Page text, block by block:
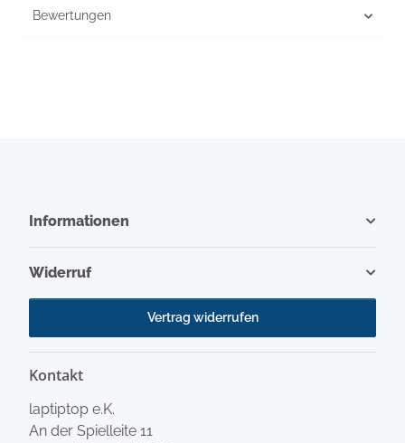
Bewertungen
Informationen
Widerruf
Vertrag widerrufen
Kontakt
laptiptop e.K.
An der Spielleite 11